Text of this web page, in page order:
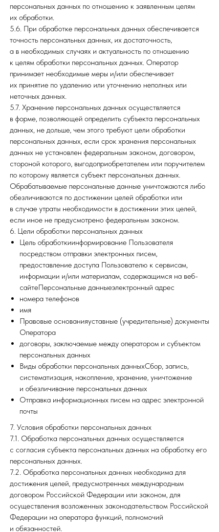
персональных данных по отношению к заявленным целям
их обработки.
5.6. При обработке персональных данных обеспечивается
точность персональных данных, их достаточность,
а в необходимых случаях и актуальность по отношению
к целям обработки персональных данных. Оператор
принимает необходимые меры и/или обеспечивает
их принятие по удалению или уточнению неполных или
неточных данных.
5.7. Хранение персональных данных осуществляется
в форме, позволяющей определить субъекта персональных
данных, не дольше, чем этого требуют цели обработки
персональных данных, если срок хранения персональных
данных не установлен федеральным законом, договором,
стороной которого, выгодоприобретателем или поручителем
по которому является субъект персональных данных.
Обрабатываемые персональные данные уничтожаются либо
обезличиваются по достижении целей обработки или
в случае утраты необходимости в достижении этих целей,
если иное не предусмотрено федеральным законом.
6. Цели обработки персональных данных
Цель обработкиинформирование Пользователя
посредством отправки электронных писем,
предоставление доступа Пользователю к сервисам,
информации и/или материалам, содержащимся на веб-
сайтеПерсональные данныеэлектронный адрес
номера телефонов
имя
Правовые основанияуставные (учредительные) документы
Оператора
договоры, заключаемые между оператором и субъектом
персональных данных
Виды обработки персональных данныхСбор, запись,
систематизация, накопление, хранение, уничтожение
и обезличивание персональных данных
Отправка информационных писем на адрес электронной
почты
7. Условия обработки персональных данных
7.1. Обработка персональных данных осуществляется
с согласия субъекта персональных данных на обработку его
персональных данных.
7.2. Обработка персональных данных необходима для
достижения целей, предусмотренных международным
договором Российской Федерации или законом, для
осуществления возложенных законодательством Российской
Федерации на оператора функций, полномочий
и обязанностей.